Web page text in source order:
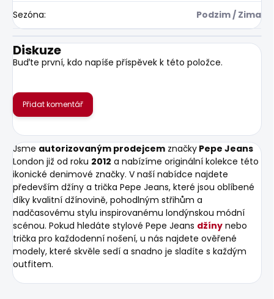
Sezóna: Podzim / Zima
Diskuze
Buďte první, kdo napíše příspěvek k této položce.
Přidat komentář
Jsme autorizovaným prodejcem značky Pepe Jeans
London již od roku 2012 a nabízíme originální kolekce této
ikonické denimové značky. V naší nabídce najdete
především džíny a trička Pepe Jeans, které jsou oblíbené
díky kvalitní džínovině, pohodlným střihům a
nadčasovému stylu inspirovanému londýnskou módní
scénou. Pokud hledáte stylové Pepe Jeans džíny nebo
trička pro každodenní nošení, u nás najdete ověřené
modely, které skvěle sedí a snadno je sladíte s každým
outfitem.